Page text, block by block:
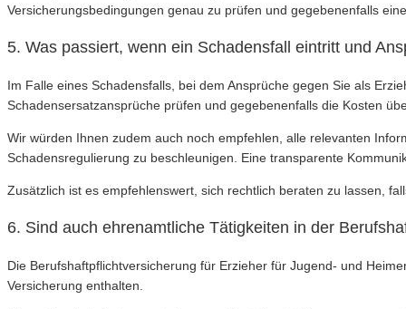
Versicherungsbedingungen genau zu prüfen und gegebenenfalls
5. Was passiert, wenn ein Schadensfall eintritt und
Im Falle eines Schadensfalls, bei dem Ansprüche gegen Sie als
Schadensersatzansprüche prüfen und gegebenenfalls die Kosten
Wir würden Ihnen zudem auch noch empfehlen, alle relevanten
Schadensregulierung zu beschleunigen. Eine transparente
Zusätzlich ist es empfehlenswert, sich rechtlich beraten zu lassen,
6. Sind auch ehrenamtliche Tätigkeiten in der
Die Berufshaftpflichtversicherung für Erzieher für Jugend- und
Versicherung enthalten.